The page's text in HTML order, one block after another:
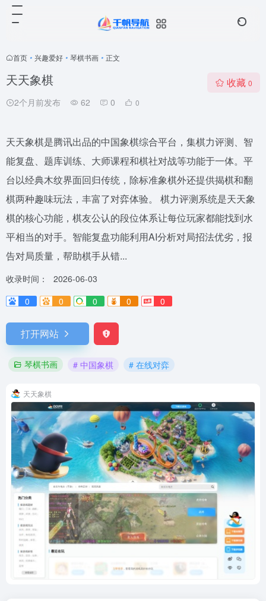
首页 • 兴趣爱好 • 琴棋书画 • 正文
天天象棋
2个月前发布 62 0 0
收藏 0
天天象棋是腾讯出品的中国象棋综合平台，集棋力评测、智
能复盘、题库训练、大师课程和棋社对战等功能于一体。平
台以经典木纹界面回归传统，除标准象棋外还提供揭棋和翻
棋两种趣味玩法，丰富了对弈体验。 棋力评测系统是天天象
棋的核心功能，棋友公认的段位体系让每位玩家都能找到水
平相当的对手。智能复盘功能利用AI分析对局招法优劣，报
告对局质量，帮助棋手从错...
收录时间：
2026-06-03
0
0 0 0 0
打开网站
琴棋书画 # 中国象棋 # 在线对弈
天天象棋